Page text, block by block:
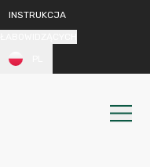
INSTRUKCJA